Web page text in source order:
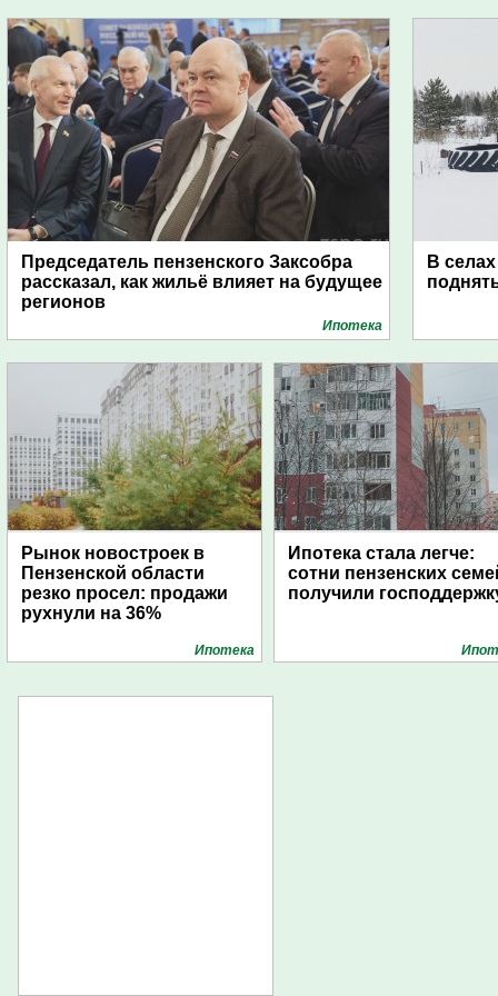
Председатель пензенского Заксобра
рассказал, как жильё влияет на будущее
регионов
Ипотека
В
Рынок новостроек в
Пензенской области
резко просел: продажи
рухнули на 36%
Ипотека
Ипотека стала легче:
сотни пензенских
получили